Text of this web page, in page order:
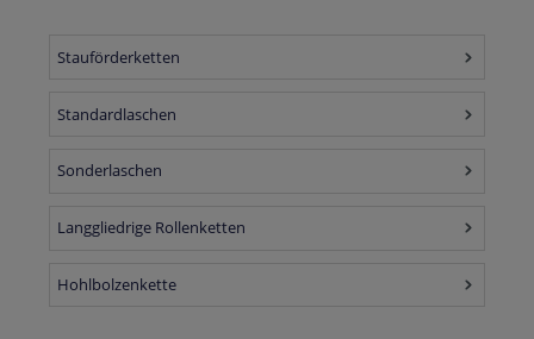
Stauförderketten
Standardlaschen
Sonderlaschen
Langgliedrige Rollenketten
Hohlbolzenkette